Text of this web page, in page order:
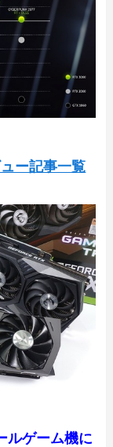
ー記事一覧
ルゲーム機に